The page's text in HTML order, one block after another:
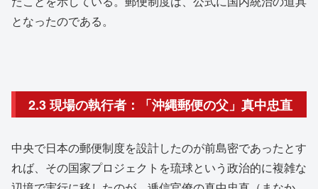
となったのである。
2.3 現場の執行者：「沖縄郵便の父」真中忠直
中央で日本の郵便制度を設計したのが前島密であったとす
れば、その国家プロジェクトを琉球という政治的に複雑な